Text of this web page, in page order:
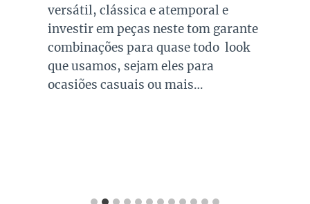
versátil, clássica e atemporal e
investir em peças neste tom garante
combinações para quase todo look
que usamos, sejam eles para
ocasiões casuais ou mais…